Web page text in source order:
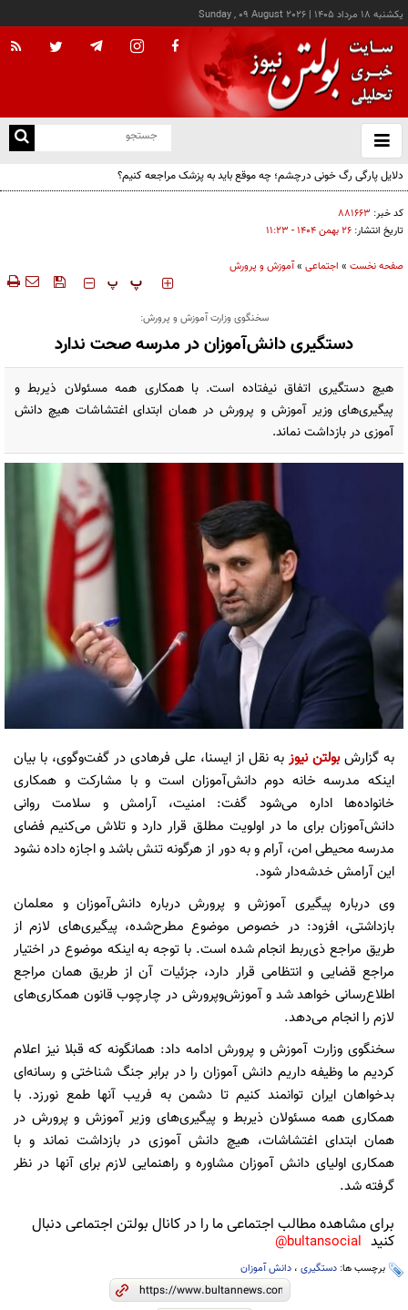
يکشنبه ۱۸ مرداد ۱۴۰۵ |
Sunday , 09 August 2026
باز
و
دلایل پارگی رگ خونی درچشم؛ چه موقع باید به پزشک مراجعه کنیم؟
کد خبر: ۸۸۱۶۶۳
تاریخ انتشار: ۲۶ بهمن ۱۴۰۴ - ۱۱:۲۳
صفحه نخست » اجتماعی »آموزش و پرورش
‍‍‍ پ پ
سخنگوی وزارت آموزش و پرورش:
دستگیری دانش‌آموزان در مدرسه صحت ندارد
هیچ دستگیری اتفاق نیفتاده است. با همکاری همه مسئولان ذیربط و
پیگیری‌های وزیر آموزش‌ و پرورش در همان ابتدای اغتشاشات هیچ دانش
آموزی در بازداشت نماند.
به گزارشبولتن نیوز به نقل از ایسنا، علی فرهادی در گفت‌وگوی، با بیان
اینکه مدرسه خانه دوم دانش‌آموزان است و با مشارکت و همکاری
خانواده‌ها اداره می‌شود گفت: امنیت، آرامش و سلامت روانی
دانش‌آموزان برای ما در اولویت مطلق قرار دارد و تلاش می‌کنیم فضای
مدرسه محیطی امن، آرام و به دور از هرگونه تنش باشد و اجازه داده نشود
این آرامش خدشه‌دار شود.
وی درباره پیگیری آموزش و پرورش درباره دانش‌آموزان و معلمان
بازداشتی، افزود: در خصوص موضوع مطرح‌شده، پیگیری‌های لازم از
طریق مراجع ذی‌ربط انجام شده است. با توجه به اینکه موضوع در اختیار
مراجع قضایی و انتظامی قرار دارد، جزئیات آن از طریق همان مراجع
اطلاع‌رسانی خواهد شد و آموزش‌وپرورش در چارچوب قانون همکاری‌های
لازم را انجام می‌دهد.
سخنگوی وزارت آموزش و پرورش ادامه داد: همانگونه که قبلا نیز اعلام
کردیم ما وظیفه داریم دانش آموزان را در برابر جنگ شناختی و رسانه‌ای
بدخواهان ایران توانمند کنیم تا دشمن به فریب آنها طمع نورزد. با
همکاری همه مسئولان ذیربط و پیگیری‌های وزیر آموزش‌ و پرورش در
همان ابتدای اغتشاشات، هیچ دانش آموزی در بازداشت نماند و با
همکاری اولیای دانش آموزان مشاوره و راهنمایی لازم برای آنها در نظر
گرفته شد.
برای مشاهده مطالب اجتماعی ما را در کانال بولتن اجتماعی دنبال
کنید bultansocial@
برچسب ها: دستگیری ، دانش آموزان